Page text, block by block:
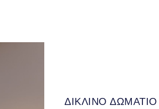
ΔΙΚΛΙΝΟ